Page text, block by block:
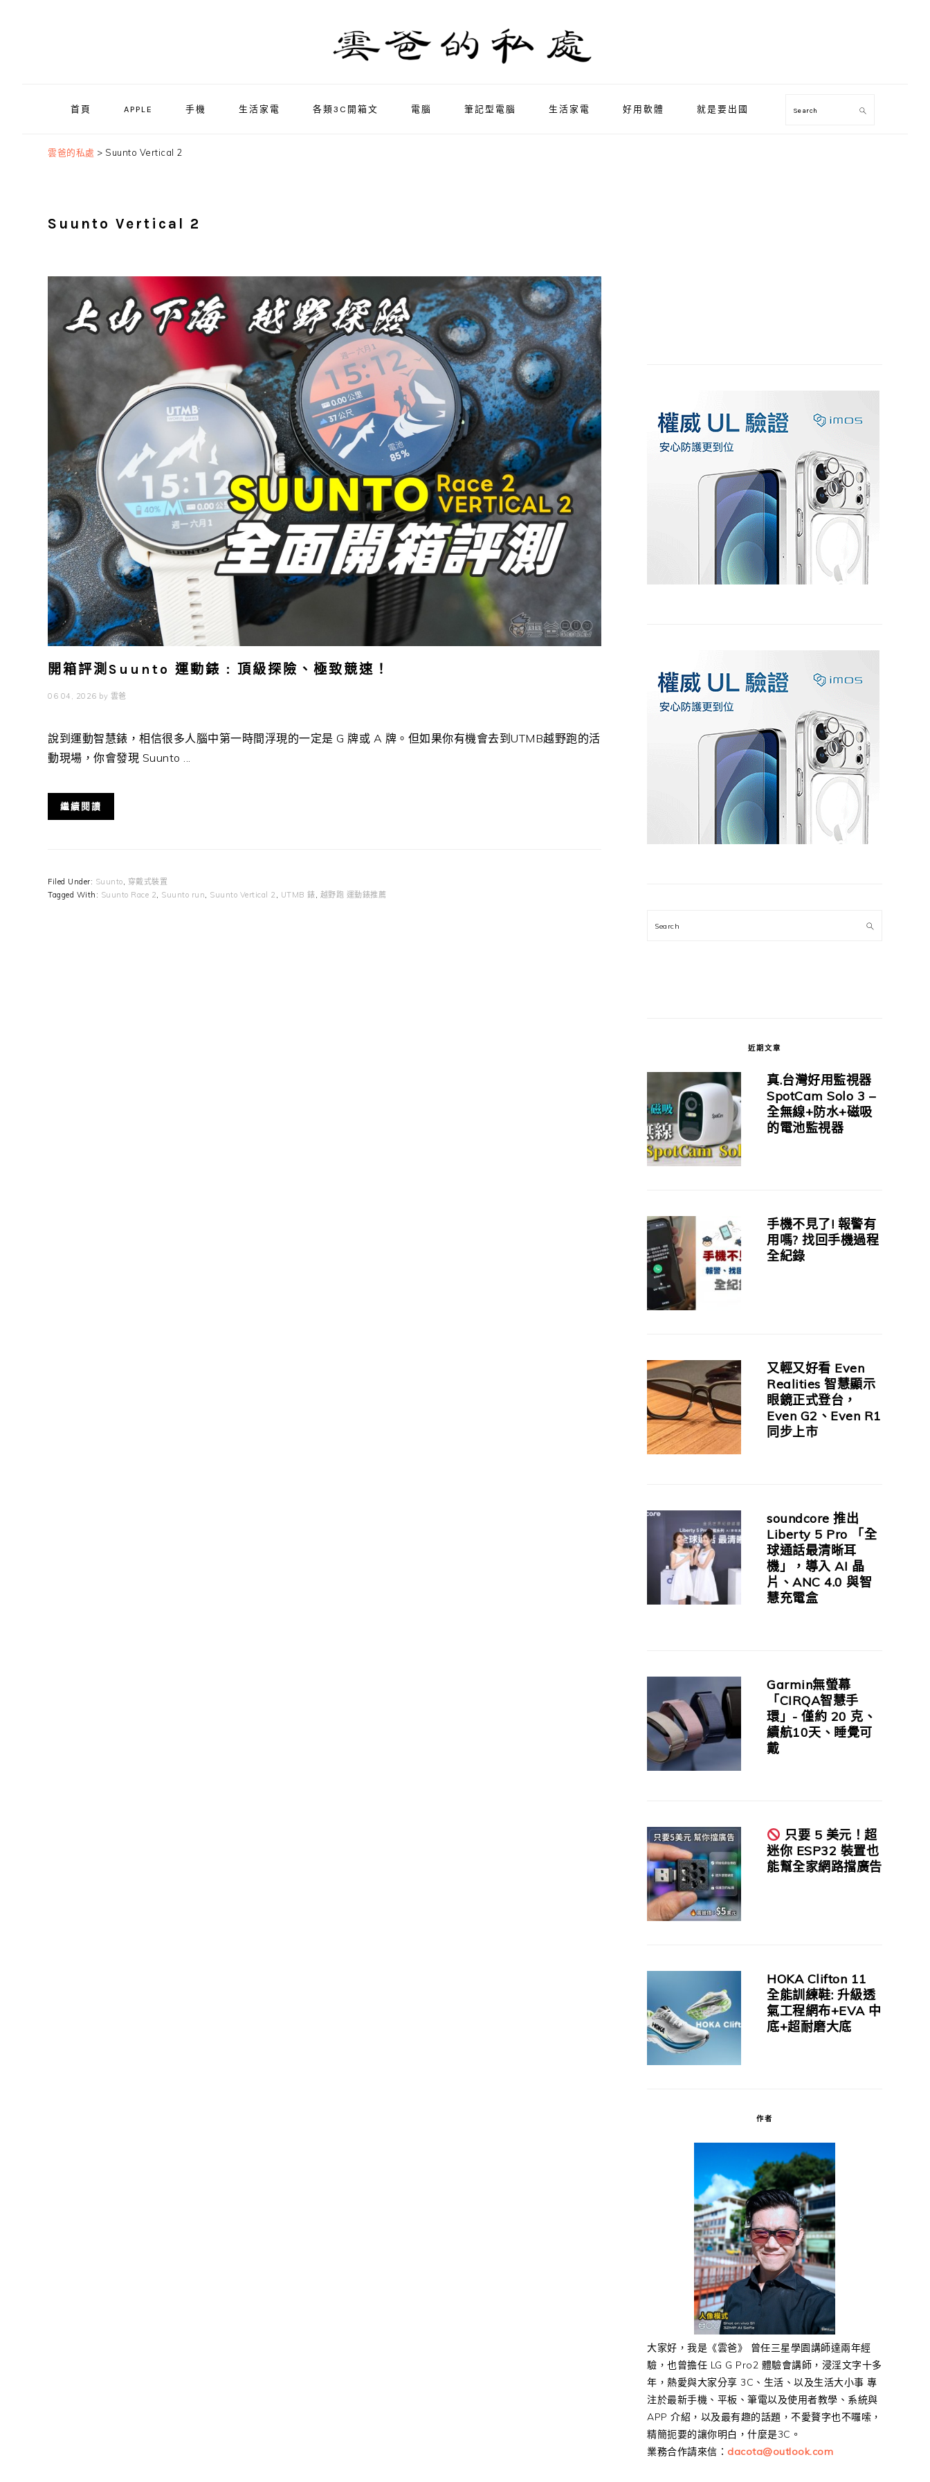
首頁 APPLE 手機 生活家電 各類3C開箱文 電腦 筆記型電腦 生活家電 好用軟體 就是要出國 Search
雲爸的私處 > Suunto Vertical 2
Suunto Vertical 2
開箱評測Suunto 運動錶 : 頂級探險、極致競速！
06 04, 2026 by 雲爸
說到運動智慧錶，相信很多人腦中第一時間浮現的一定是 G 牌或 A 牌。但如果你有機會去到UTMB越野跑的活
動現場，你會發現 Suunto ...
繼續閱讀
Filed Under: Suunto
穿戴式裝置
Tagged With: Suunto Race 2 Suunto run Suunto Vertical 2 UTMB 錶 越野跑 運動錶推薦
Search
近期文章
真.台灣好用監視器
SpotCam Solo 3 –
全無線+防水+磁吸
的電池監視器
手機不見了! 報警有
用嗎? 找回手機過程
全紀錄
又輕又好看 Even
Realities 智慧顯示
眼鏡正式登台，
Even G2、Even R1
同步上市
soundcore 推出
Liberty 5 Pro 「全
球通話最清晰耳
機」，導入 AI 晶
片、ANC 4.0 與智
慧充電盒
Garmin無螢幕
「CIRQA智慧手
環」- 僅約 20 克、
續航10天、睡覺可
戴
只要 5 美元！超
迷你 ESP32 裝置也
能幫全家網路擋廣告
HOKA Clifton 11
全能訓練鞋: 升級透
氣工程網布+EVA 中
底+超耐磨大底
作者
大家好，我是《雲爸》 曾任三星學園講師達兩年經
驗，也曾擔任 LG G Pro2 體驗會講師，浸淫文字十多
年，熱愛與大家分享 3C、生活、以及生活大小事 專
注於最新手機、平板、筆電以及使用者教學、系統與
APP 介紹，以及最有趣的話題，不愛贅字也不囉嗦，
精簡扼要的讓你明白，什麼是3C。
業務合作請來信： dacota@outlook.com